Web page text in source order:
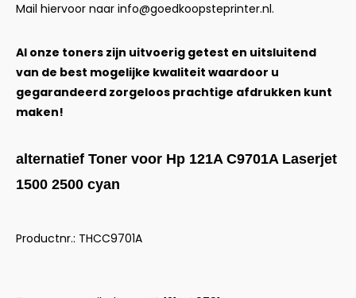
Mail hiervoor naar info@goedkoopsteprinter.nl.
Al onze toners zijn uitvoerig getest en uitsluitend
van de best mogelijke kwaliteit waardoor u
gegarandeerd zorgeloos prachtige afdrukken kunt
maken!
alternatief Toner voor Hp 121A C9701A Laserjet
1500 2500 cyan
Productnr.: THCC9701A